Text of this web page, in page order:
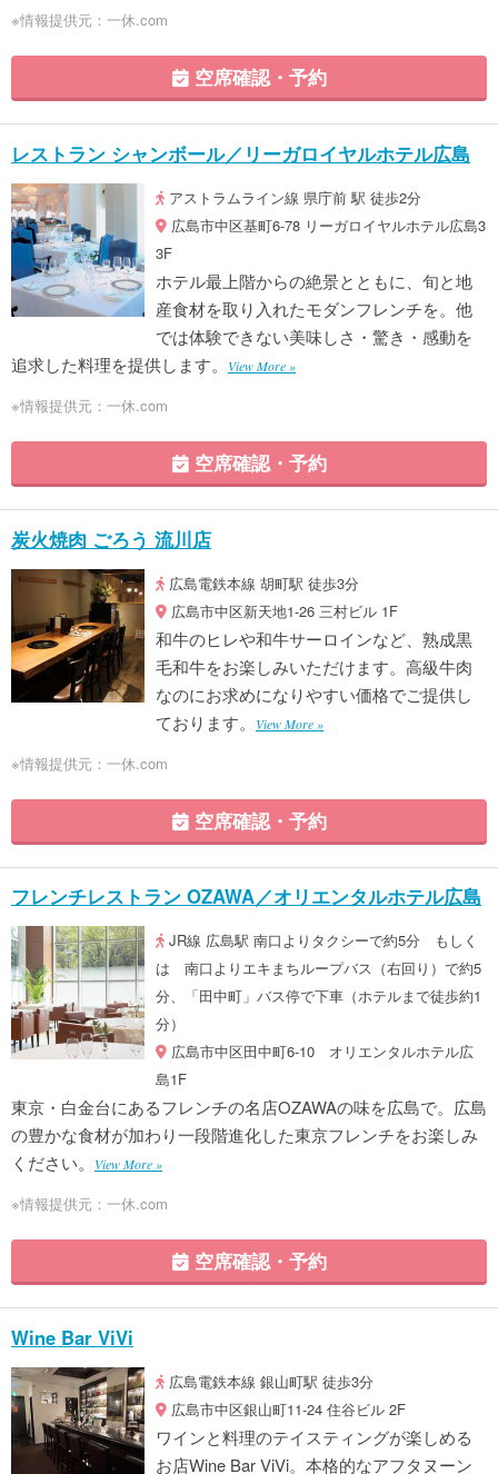
※情報提供元：一休.com
空席確認・予約
レストラン シャンボール／リーガロイヤルホテル広島
アストラムライン線 県庁前 駅 徒歩2分
広島市中区基町6-78 リーガロイヤルホテル広島3
3F
ホテル最上階からの絶景とともに、旬と地
産食材を取り入れたモダンフレンチを。他
では体験できない美味しさ・驚き・感動を
追求した料理を提供します。
View More »
※情報提供元：一休.com
空席確認・予約
炭火焼肉 ごろう 流川店
広島電鉄本線 胡町駅 徒歩3分
広島市中区新天地1-26 三村ビル 1F
和牛のヒレや和牛サーロインなど、熟成黒
毛和牛をお楽しみいただけます。高級牛肉
なのにお求めになりやすい価格でご提供し
ております。
View More »
※情報提供元：一休.com
空席確認・予約
フレンチレストラン OZAWA／オリエンタルホテル広島
JR線 広島駅 南口よりタクシーで約5分 もしく
は 南口よりエキまちループバス（右回り）で約5
分、「田中町」バス停で下車（ホテルまで徒歩約1
分）
広島市中区田中町6-10 オリエンタルホテル広
島1F
東京・白金台にあるフレンチの名店OZAWAの味を広島で。広島
の豊かな食材が加わり一段階進化した東京フレンチをお楽しみ
ください。
View More »
※情報提供元：一休.com
空席確認・予約
Wine Bar ViVi
広島電鉄本線 銀山町駅 徒歩3分
広島市中区銀山町11-24 住谷ビル 2F
ワインと料理のテイスティングが楽しめる
お店Wine Bar ViVi。本格的なアフタヌーン